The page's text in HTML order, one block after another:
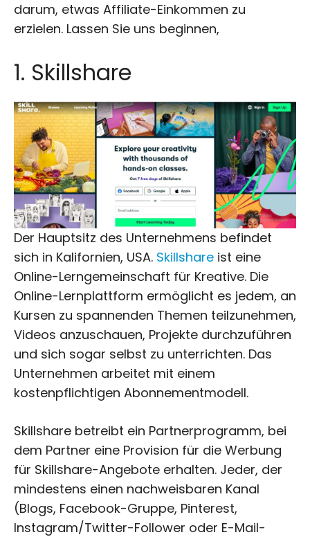
darum, etwas Affiliate-Einkommen zu
erzielen. Lassen Sie uns beginnen,
1. Skillshare
Der Hauptsitz des Unternehmens befindet
sich in Kalifornien, USA. Skillshare ist eine
Online-Lerngemeinschaft für Kreative. Die
Online-Lernplattform ermöglicht es jedem, an
Kursen zu spannenden Themen teilzunehmen,
Videos anzuschauen, Projekte durchzuführen
und sich sogar selbst zu unterrichten. Das
Unternehmen arbeitet mit einem
kostenpflichtigen Abonnementmodell.
Skillshare betreibt ein Partnerprogramm, bei
dem Partner eine Provision für die Werbung
für Skillshare-Angebote erhalten. Jeder, der
mindestens einen nachweisbaren Kanal
(Blogs, Facebook-Gruppe, Pinterest,
Instagram/Twitter-Follower oder E-Mail-